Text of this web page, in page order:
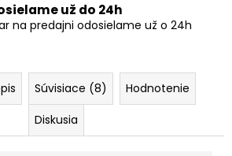
už do 24h
na predajni odosielame už o 24h
Súvisiace (8)
Hodnotenie
Diskusia